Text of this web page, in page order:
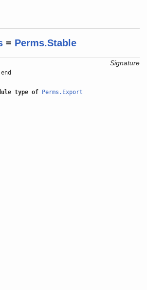
= Perms.Stable
Signature
type of Perms.Export